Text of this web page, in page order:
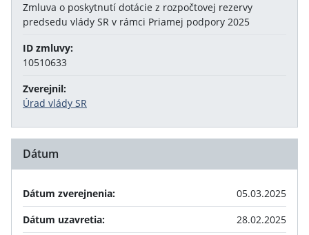
Zmluva o poskytnutí dotácie z rozpočtovej rezervy
predsedu vlády SR v rámci Priamej podpory 2025
ID zmluvy:
10510633
Zverejnil:
Úrad vlády SR
Dátum
Dátum zverejnenia:
05.03.2025
Dátum uzavretia:
28.02.2025